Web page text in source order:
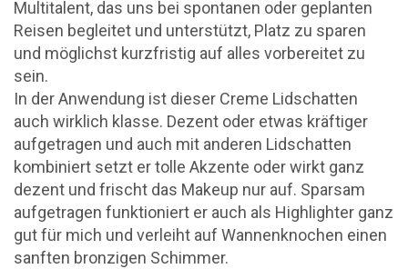
Multitalent, das uns bei spontanen oder geplanten
Reisen begleitet und unterstützt, Platz zu sparen
und möglichst kurzfristig auf alles vorbereitet zu
sein.
In der Anwendung ist dieser Creme Lidschatten
auch wirklich klasse. Dezent oder etwas kräftiger
aufgetragen und auch mit anderen Lidschatten
kombiniert setzt er tolle Akzente oder wirkt ganz
dezent und frischt das Makeup nur auf. Sparsam
aufgetragen funktioniert er auch als Highlighter ganz
gut für mich und verleiht auf Wannenknochen einen
sanften bronzigen Schimmer.